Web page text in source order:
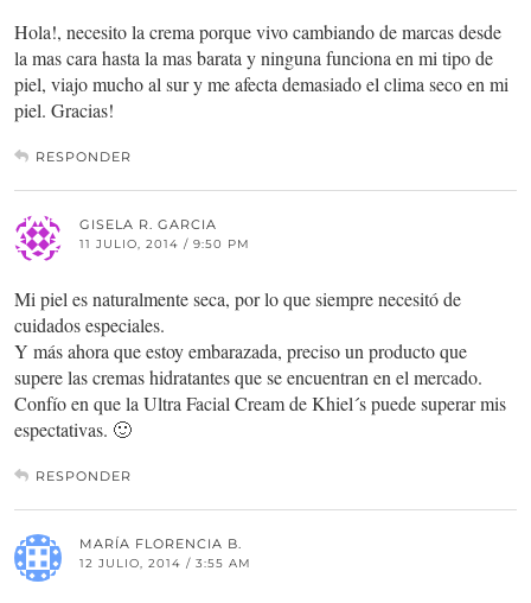
Hola!, necesito la crema porque vivo cambiando de marcas desde
la mas cara hasta la mas barata y ninguna funciona en mi tipo de
piel, viajo mucho al sur y me afecta demasiado el clima seco en mi
piel. Gracias!
RESPONDER
GISELA R. GARCIA
11 JULIO, 2014 / 9:50 PM
Mi piel es naturalmente seca, por lo que siempre necesitó de
cuidados especiales.
Y más ahora que estoy embarazada, preciso un producto que
supere las cremas hidratantes que se encuentran en el mercado.
Confío en que la Ultra Facial Cream de Khiel´s puede superar mis
espectativas. 🙂
RESPONDER
MARÍA FLORENCIA B.
12 JULIO, 2014 / 3:55 AM